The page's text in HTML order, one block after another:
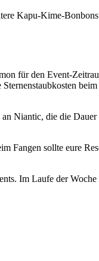
Kapu-Kime-
für den Event-
Niantic, die die
Fangen sollte eure
Im Laufe der